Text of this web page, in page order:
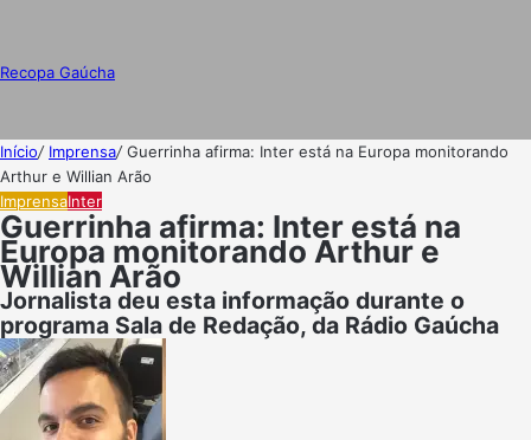
Recopa Gaúcha
Início/ Imprensa/Guerrinha afirma: Inter está na Europa monitorando
Arthur e Willian Arão
ImprensaInter
Guerrinha afirma: Inter está na
Europa monitorando Arthur e
Willian Arão
Jornalista deu esta informação durante o
programa Sala de Redação, da Rádio Gaúcha